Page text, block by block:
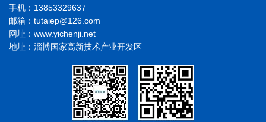
手机：13853329637
邮箱：tutaiep@126.com
网址：www.yichenji.net
地址：淄博国家高新技术产业开发区